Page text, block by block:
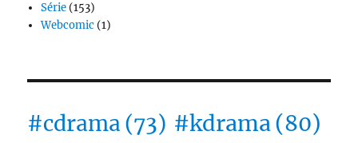
Série(153)
Webcomic (1)
#cdrama (73) #kdrama(80)